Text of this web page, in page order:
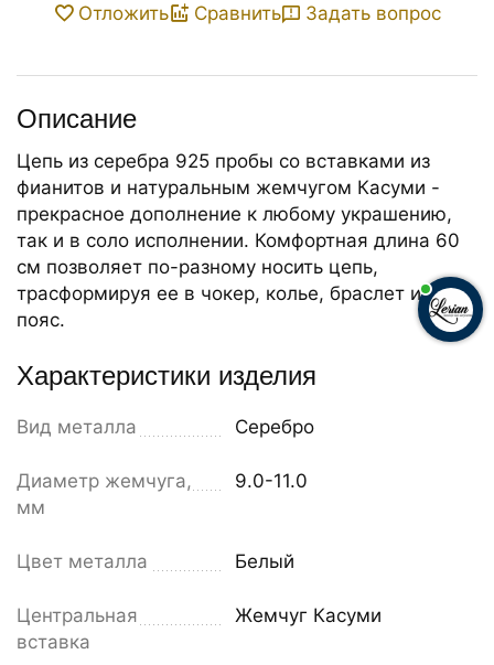
Отложить Сравнить Задать вопрос
Описание
Цепь из серебра 925 пробы со вставками из
фианитов и натуральным жемчугом Касуми -
прекрасное дополнение к любому украшению,
так и в соло исполнении. Комфортная длина 60
см позволяет по-разному носить цепь,
трасформируя ее в чокер, колье, браслет или
пояс.
Характеристики изделия
Вид металла Серебро
Диаметр жемчуга,
мм
9.0-11.0
Цвет металла Белый
Центральная
вставка
Жемчуг Касуми